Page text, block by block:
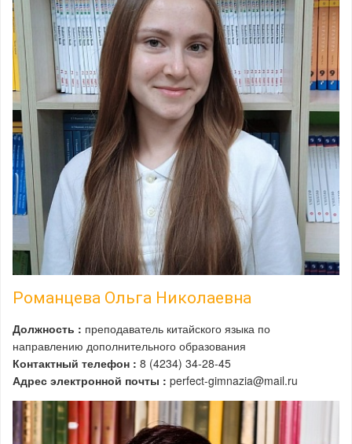
Романцева Ольга Николаевна
Должность : преподаватель китайского языка по
направлению дополнительного образования
Контактный телефон : 8 (4234) 34-28-45
Адрес электронной почты : perfect-gimnazia@mail.ru